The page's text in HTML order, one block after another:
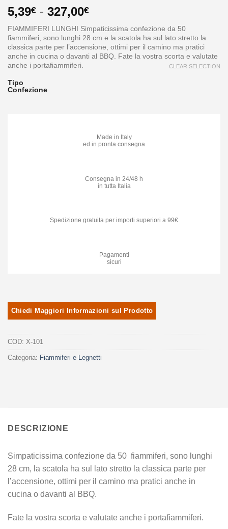
Valutato
5.00su 5 su
1
recensioni
5,39€ - 327,00€Fascia
prezzo:
da
5,39€
FIAMMIFERI LUNGHI Simpaticissima confezione da 50
fiammiferi, sono lunghi 28 cm e la scatola ha sul lato stretto la
classica parte per l’accensione, ottimi per il camino ma pratici
anche in cucina o davanti al BBQ. Fate la vostra scorta e valutate
anche i portafiammiferi.
Tipo
Confezione
CLEAR SELECTION
Made in Italy
ed in pronta consegna
Consegna in 24/48 h
in tutta Italia
Spedizione gratuita per importi superiori a 99€
Pagamenti
sicuri
COD: X-101
Categoria: Fiammiferi e Legnetti
DESCRIZIONE
Simpaticissima confezione da 50 fiammiferi, sono lunghi
28 cm, la scatola ha sul lato stretto la classica parte per
l’accensione, ottimi per il camino ma pratici anche in
cucina o davanti al BBQ.
Fate la vostra scorta e valutate anche i portafiammiferi.